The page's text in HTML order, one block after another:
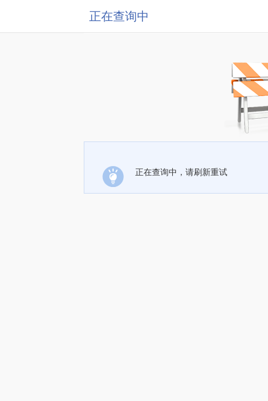
正在查询中
正在查询中，请刷新重试